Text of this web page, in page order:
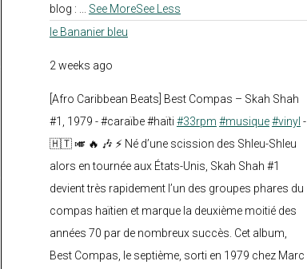
blog :
See MoreSee Less
le Bananier bleu
2 weeks ago
[Afro Caribbean Beats] Best Compas – Skah Shah
#1, 1979 - #caraïbe #haïti #33rpm #musique#vinyl -
🇭🇹 🎺 🔥 🎶 ⚡ Né d’une scission des Shleu-Shleu
alors en tournée aux États-Unis, Skah Shah #1
devient très rapidement l’un des groupes phares du
compas haïtien et marque la deuxième moitié des
années 70 par de nombreux succès. Cet album,
Best Compas, le septième, sorti en 1979 chez Marc